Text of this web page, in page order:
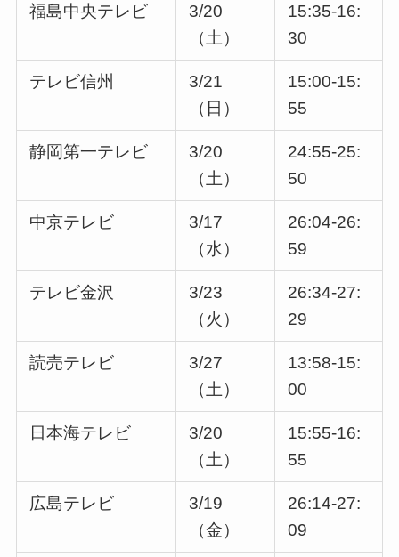
福島中央テレビ
3/20
（土）
15:35-16:
30
テレビ信州
3/21
（日）
15:00-15:
55
静岡第一テレビ
3/20
（土）
24:55-25:
50
中京テレビ
3/17
（水）
26:04-26:
59
テレビ金沢
3/23
（火）
26:34-27:
29
読売テレビ
3/27
（土）
13:58-15:
00
日本海テレビ
3/20
（土）
15:55-16:
55
広島テレビ
3/19
（金）
26:14-27:
09